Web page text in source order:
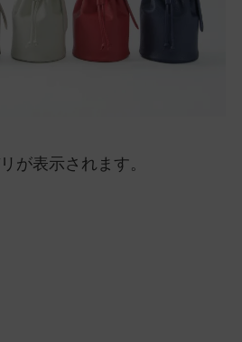
が表示されます。